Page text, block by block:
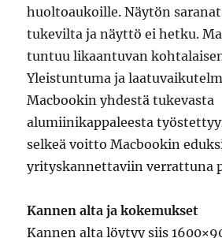
huoltoaukoille. Näytön
tukevilta ja näyttö ei hetku.
tuntuu likaantuvan
Yleistuntuma ja
Macbookin yhdestä tukevasta
alumiinikappaleesta
selkeä voitto Macbookin
yrityskannettaviin verrattuna
Kannen alta ja kokemukset
Kannen alta löytyy siis